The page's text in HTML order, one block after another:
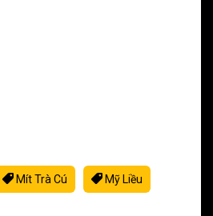
Mít Trà Cú Mỹ Liều